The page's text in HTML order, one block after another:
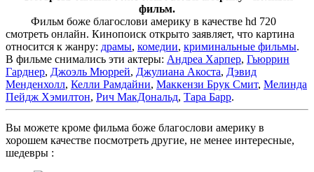
фильм.
Фильм боже благослови америку в качестве hd 720
смотреть онлайн. Кинопоиск открыто заявляет, что картина
относится к жанру: драмы, комедии, криминальные фильмы.
В фильме снимались эти актеры: Андреа Харпер, Гьюррин
Гарднер, Джоэль Мюррей, Джулиана Акоста, Дэвид
Менденхолл, Келли Рамдайни, Маккензи Брук Смит, Мелинда
Пейдж Хэмилтон, Рич МакДональд, Тара Барр.
Вы можете кроме фильма боже благослови америку в
хорошем качестве посмотреть другие, не менее интересные,
шедевры :